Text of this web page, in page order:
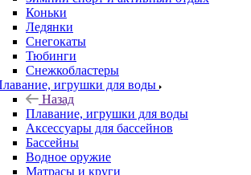
Коньки
Ледянки
Снегокаты
Тюбинги
Снежкобластеры
игрушки для воды
Назад
Плавание, игрушки для воды
Аксессуары для бассейнов
Бассейны
Водное оружие
Матрасы и круги